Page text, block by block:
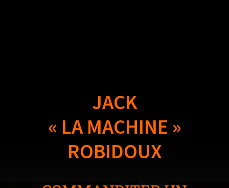
JACK
« LA MACHINE »
ROBIDOUX